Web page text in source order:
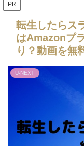
PR
転生したらス
はAmazonプ
り？動画を無
U-NEXT